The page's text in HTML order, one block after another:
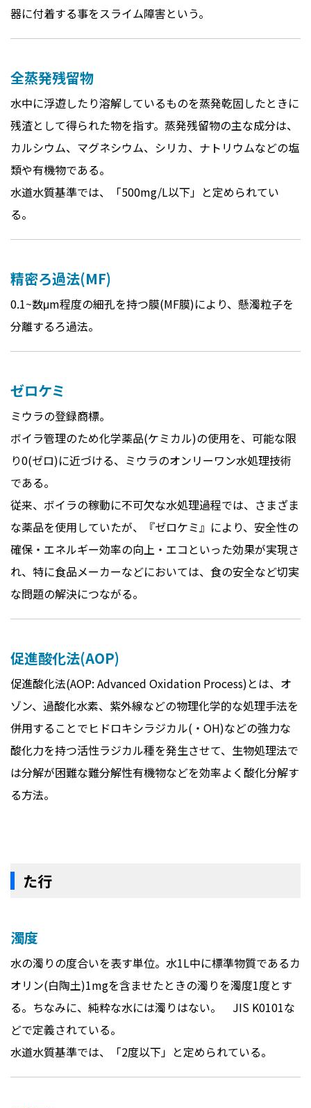
器に付着する事をスライム障害という。
全蒸発残留物
水中に浮遊したり溶解しているものを蒸発乾固したときに
残渣として得られた物を指す。蒸発残留物の主な成分は、
カルシウム、マグネシウム、シリカ、ナトリウムなどの塩
類や有機物である。
水道水質基準では、「500mg/L以下」と定められてい
る。
精密ろ過法(MF)
0.1~数μm程度の細孔を持つ膜(MF膜)により、懸濁粒子を
分離するろ過法。
ゼロケミ
ミウラの登録商標。
ボイラ管理のため化学薬品(ケミカル)の使用を、可能な限
り0(ゼロ)に近づける、ミウラのオンリーワン水処理技術
である。
従来、ボイラの稼動に不可欠な水処理過程では、さまざま
な薬品を使用していたが、『ゼロケミ』により、安全性の
確保・エネルギー効率の向上・エコといった効果が実現さ
れ、特に食品メーカーなどにおいては、食の安全など切実
な問題の解決につながる。
促進酸化法(AOP)
促進酸化法(AOP: Advanced Oxidation Process)とは、オ
ゾン、過酸化水素、紫外線などの物理化学的な処理手法を
併用することでヒドロキシラジカル(・OH)などの強力な
酸化力を持つ活性ラジカル種を発生させて、生物処理法で
は分解が困難な難分解性有機物などを効率よく酸化分解す
る方法。
た行
濁度
水の濁りの度合いを表す単位。水1L中に標準物質であるカ
オリン(白陶土)1mgを含ませたときの濁りを濁度1度とす
る。ちなみに、純粋な水には濁りはない。 JIS K0101な
どで定義されている。
水道水質基準では、「2度以下」と定められている。